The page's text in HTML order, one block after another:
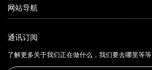
网站导航
通讯订阅
了解更多关于我们正在做什么，我们要去哪里等等